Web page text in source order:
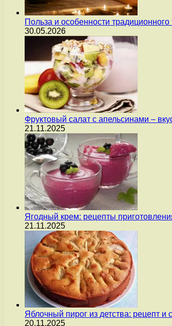
Польза и особенности
30.05.2026
Фруктовый салат с апельсинами –
21.11.2025
Ягодный крем: рецепты
21.11.2025
Яблочный пирог из детства: рецепт и
20.11.2025